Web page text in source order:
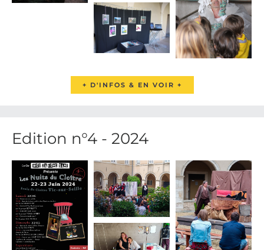
+ D'INFOS & EN VOIR +
Edition n°4 - 2024